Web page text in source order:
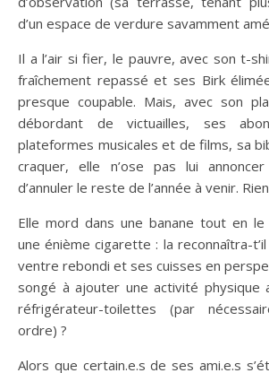
d’un espace de verdure savamment
Il a l’air si fier, le pauvre, avec son t-
fraîchement repassé et ses Birk
presque coupable. Mais, avec son
débordant de victuailles, ses
plateformes musicales et de films, sa
craquer, elle n’ose pas lui
d’annuler le reste de l’année à venir.
Elle mord dans une banane tout en le
une énième cigarette : la reconnaîtra-
ventre rebondi et ses cuisses en
songé à ajouter une activité physique
réfrigérateur-toilettes (par
ordre) ?
Alors que certain.e.s de ses ami.e.s